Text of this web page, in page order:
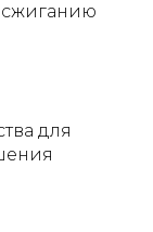
сжиганию
для